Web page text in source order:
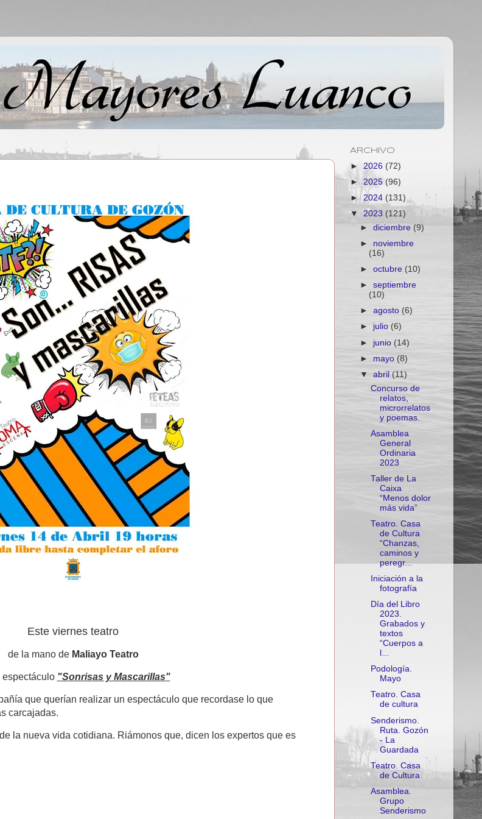
Este viernes teatro
de la mano de Maliayo Teatro
espectáculo "Sonrisas y Mascarillas"
que querían realizar un espectáculo que recordase lo que
carcajadas.
la nueva vida cotidiana. Riámonos que, dicen los expertos que es
ARCHIVO
► 2026 (72)
► 2025 (96)
► 2024 (131)
▼ 2023 (121)
►diciembre (9)
► noviembre
(16)
►octubre (10)
►septiembre
(10)
►agosto (6)
► julio (6)
► junio(14)
► mayo (8)
▼abril(11)
Concurso de
relatos,
microrrelatos
y poemas.
Asamblea
General
Ordinaria
2023
Taller de La
Caixa
“Menos dolor
más vida”
Teatro. Casa
de Cultura
“Chanzas,
caminos y
peregr...
Iniciación a la
fotografía
Día del Libro
2023.
Grabados y
textos
“Cuerpos a
l...
Podología.
Mayo
Teatro. Casa
de cultura
Senderismo.
Ruta. Gozón
- La
Guardada
Teatro. Casa
de Cultura
Asamblea.
Grupo
Senderismo